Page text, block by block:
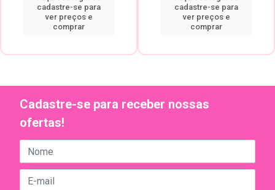
cadastre-se para
ver preços e
comprar
cadastre-se para
ver preços e
comprar
Cadastre-se para receber nossas
ofertas!